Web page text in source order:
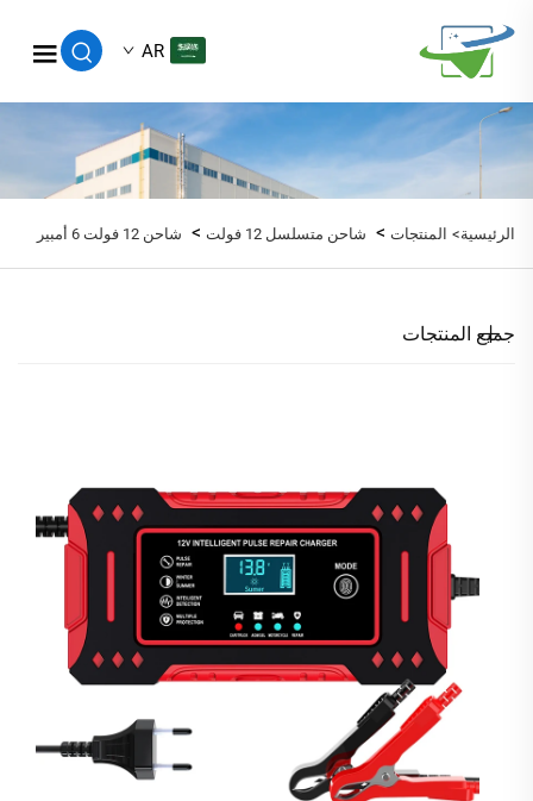
AR
الرئيسية> المنتجات > شاحن متسلسل 12 فولت > شاحن 12 فولت 6 أمبير
جميع المنتجات